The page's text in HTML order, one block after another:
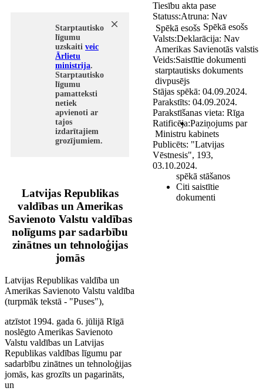
Starptautisko
līgumu
uzskaiti veic
Ārlietu
ministrija.
Starptautisko
līgumu
pamatteksti
netiek
apvienoti ar
tajos
izdarītajiem
grozījumiem.
Latvijas Republikas
valdības un Amerikas
Savienoto Valstu valdības
nolīgums par sadarbību
zinātnes un tehnoloģijas
jomās
Latvijas Republikas valdība un
Amerikas Savienoto Valstu valdība
(turpmāk tekstā - "Puses"),
atzīstot 1994. gada 6. jūlijā Rīgā
noslēgto Amerikas Savienoto
Valstu valdības un Latvijas
Republikas valdības līgumu par
sadarbību zinātnes un tehnoloģijas
jomās, kas grozīts un pagarināts,
un
Tiesību akta pase
Statuss:
Spēkā esošs Spēkā esošs
Valsts:
Amerikas Savienotās valstis
Veids:
starptautisks dokuments
divpusējs
Stājas spēkā: 04.09.2024.
Parakstīts: 04.09.2024.
Parakstīšanas vieta: Rīga
Ratificēja:
Ministru kabinets
Atruna: Nav
Deklarācija: Nav
Publicēts: "Latvijas
Vēstnesis", 193,
03.10.2024.
Saistītie dokumenti
Paziņojums par
spēkā stāšanos
Citi saistītie
dokumenti